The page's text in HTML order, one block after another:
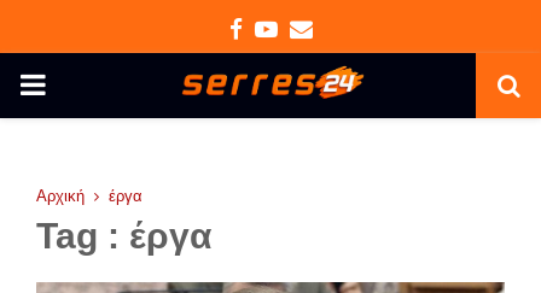
Facebook
Youtube
Email
PRIMARY
Αρχική έργα
Tag : έργα